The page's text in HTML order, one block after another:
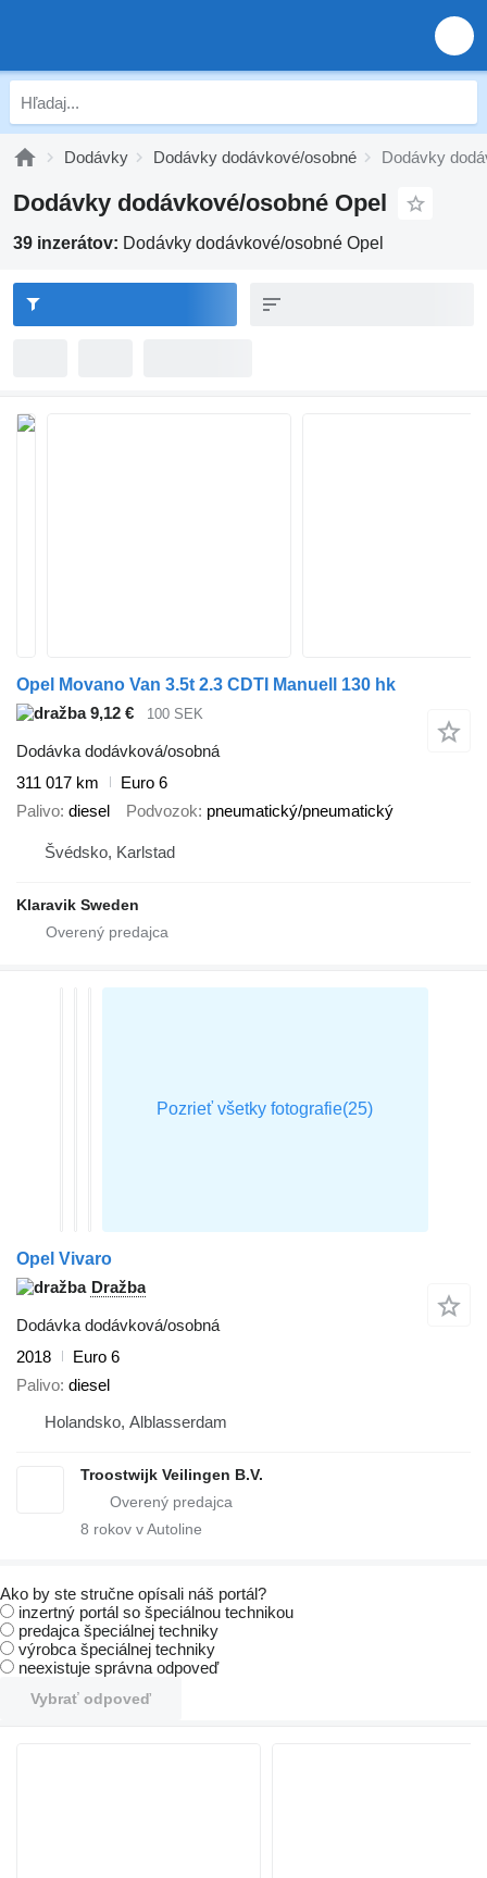
Dodávky Dodávky dodávkové/osobné Dodávky
Dodávky dodávkové/osobné Opel
39 inzerátov: Dodávky dodávkové/osobné Opel
Opel Movano Van 3.5t 2.3 CDTI Manuell 130 hk
9,12 €
100 SEK
Dodávka dodávková/osobná
311 017 km
Euro 6
Palivo diesel Podvozok pneumatický/pneumatický
Švédsko, Karlstad
Klaravik Sweden
Opel Vivaro
Dražba
Dodávka dodávková/osobná
2018
Euro 6
Palivo diesel
Holandsko, Alblasserdam
Troostwijk Veilingen B.V.
8 rokov v Autoline
Ako by ste stručne opísali náš portál?
inzertný portál so špeciálnou technikou
predajca špeciálnej techniky
výrobca špeciálnej techniky
neexistuje správna odpoveď
Vybrať odpoveď